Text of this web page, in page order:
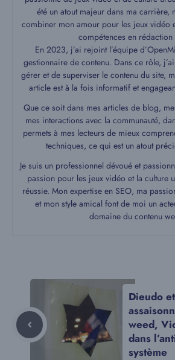
été un atout majeur dans ma carrière,
combiner mon amour pour les jeux vidéo
compétences en rédaction
En 2023, j’ai rejoint l’équipe
gestionnaire de contenu. Dans ce rôle,
gérer et de superviser le contenu du site,
article est à la fois informatif et
Que ce soit dans mes articles de blog,
mes interactions avec la communauté,
permets à mes lecteurs de mieux
techniques, ce qui est un atout
Je suis un professionnel dévoué et
passion pour les jeux vidéo et la culture
réussie. Mon expertise en SEO, ma
et mon style amical font de moi un
domaine du contenu
Dieudo
weed,
dans
système